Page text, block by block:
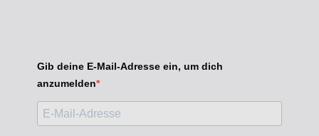
Gib deine E-Mail-Adresse ein, um dich
anzumelden